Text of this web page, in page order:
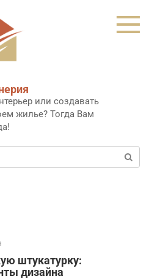
или создавать
жилье? Тогда Вам
штукатурку:
дизайна